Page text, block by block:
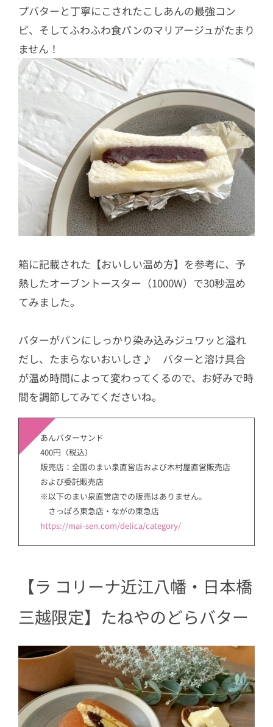
プバターと丁寧にこされたこしあんの最強コン
ピ、そしてふわふわ食パンのマリアージュがたまり
ません！
箱に記載された【おいしい温め方】を参考に、予
熱したオーブントースター（1000W）で30秒温め
てみました。
バターがパンにしっかり染み込みジュワッと溢れ
だし、たまらないおいしさ♪ バターと溶け具合
が温め時間によって変わってくるので、お好みで時
間を調節してみてくださいね。
あんバターサンド
400円（税込）
販売店：全国のまい泉直営店および木村屋直営販売店
および委託販売店
※以下のまい泉直営店での販売はありません。
さっぽろ東急店・ながの東急店
https://mai-sen.com/delica/category/
【ラ コリーナ近江八幡・日本橋
三越限定】たねやのどらバター